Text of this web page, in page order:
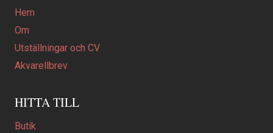
Hem
Om
Utställningar och CV
Akvarellbrev
HITTA TILL
Butik